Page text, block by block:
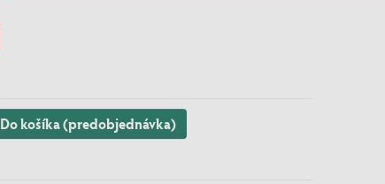
Do košíka (predobjednávka)